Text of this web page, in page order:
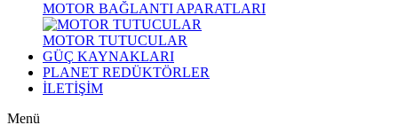
MOTOR BAĞLANTI APARATLARI
MOTOR TUTUCULAR
GÜÇ KAYNAKLARI
PLANET REDÜKTÖRLER
İLETİŞİM
Menü